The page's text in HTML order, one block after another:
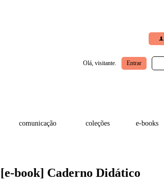
f
Olá, visitante. Entrar
comunicação coleções e-books
[e-book] Caderno Didático